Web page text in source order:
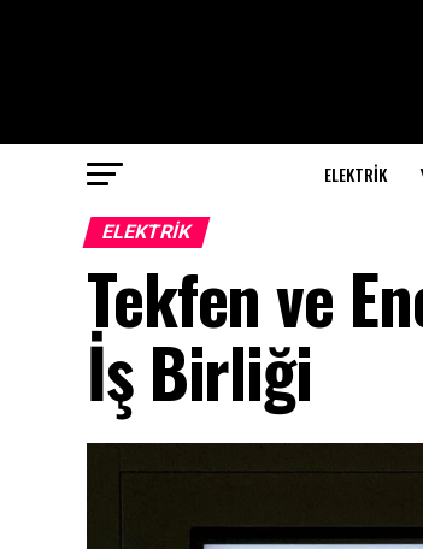
ELEKTRİK
ELEKTRİK
Tekfen ve
İş Birliği